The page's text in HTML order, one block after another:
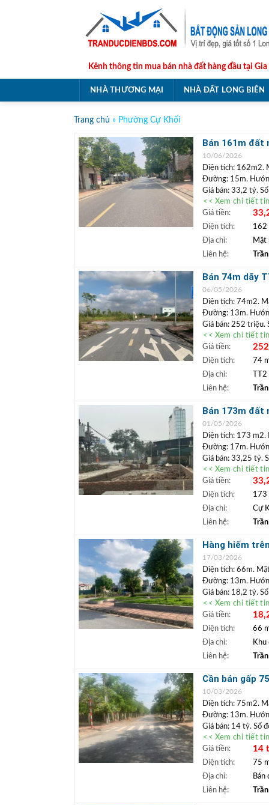
Kênh thông tin mua bán nhà đất hàng đầu tại
NHÀ THƯƠNG MẠI NHÀ ĐẤT LONG BIÊN
Trang chủ » Phường Cự Khối
Bán 161m đất
doanh
10/06/2026
Diện tích: 162m2.
Đường: 15m.
Giá bán: 33,2 tỷ.
Vị trí: Lôđất nằm
mặt tiền rộng, có
thoáng, gần hồ
+++ Liên hệ xem
+TRẦN
+ Bất động
ngân hàng lãi
<< Xem chi tiết
Giá tiền:
Diện tích:
162
Địa chỉ:
Mặt
Liên hệ:
Bán 74m dãy
đường 13m
06/05/2026
Diện tích: 74m2.
Đường: 13m.
Giá bán: 252 triệu.
Bán đất đấu giá
lai vị trí đẹp để làm
Siêu hồ Bộ Đội
năm tới. Vị trí vẫn
+++ Liên hệ xem
Lâm.
+ Bất động
ngân hàng lãi
<< Xem chi tiết
Giá tiền:
Diện tích:
74
Địa chỉ:
Liên hệ:
Bán 173m đất
doanh gara,
01/05/2026
Diện tích: 173
Đường: 17m.
Giá bán: 33,25 tỷ.
Vị trí: Lô đất góc 3
vị trí có thể kinh
5m, thoải mái chỗ
+++ Liên hệ xem
+TRẦN
+ Bất động
ngân hàng lãi
<< Xem chi tiết
Giá tiền:
Diện tích:
173
Địa chỉ:
Cự
Liên hệ:
Hàng hiếm
hoặc làm văn
17/03/2026
Diện tích: 66m.
Đường: 13m.
Giá bán: 18,2 tỷ.
Vị trí:Đất đấu
khuôn viên cây
xây tòa văn phòng
phong thủy, giá hấp
+++ Liên hệ xem
Lâm.
+ Bất động
ngân hàng lãi
<< Xem chi tiết
Giá tiền:
Diện tích:
66
Địa chỉ:
Khu
Liên hệ:
Cần bán gấp
vỉa hè
10/03/2026
Diện tích: 75m2.
Đường: 13m.
Giá bán: 14 tỷ. Sổ
Vị trí:Bán lô đất
50m. Xung quanh
gần dự án hồ Bộ
hoặc định cư lâu
+++ Liên hệ xem
<< Xem chi tiết
Giá tiền:
14
Diện tích:
75
Địa chỉ:
Bán
Liên hệ: